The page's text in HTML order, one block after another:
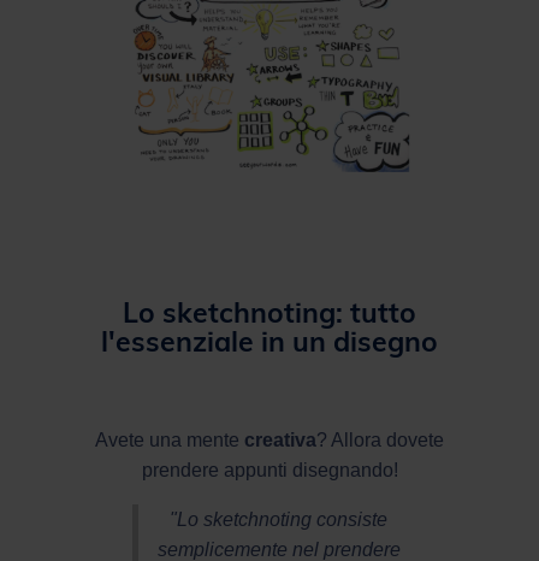
Lo sketchnoting: tutto
l'essenziale in un disegno
Avete una mente creativa? Allora dovete
prendere appunti disegnando!
"Lo sketchnoting consiste
semplicemente nel prendere